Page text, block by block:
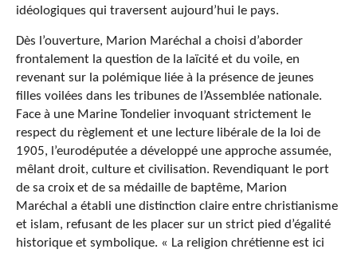
idéologiques qui traversent aujourd’hui le pays.
Dès l’ouverture, Marion Maréchal a choisi d’aborder
frontalement la question de la laïcité et du voile, en
revenant sur la polémique liée à la présence de jeunes
filles voilées dans les tribunes de l’Assemblée nationale.
Face à une Marine Tondelier invoquant strictement le
respect du règlement et une lecture libérale de la loi de
1905, l’eurodéputée a développé une approche assumée,
mêlant droit, culture et civilisation. Revendiquant le port
de sa croix et de sa médaille de baptême, Marion
Maréchal a établi une distinction claire entre christianisme
et islam, refusant de les placer sur un strict pied d’égalité
historique et symbolique. « La religion chrétienne est ici